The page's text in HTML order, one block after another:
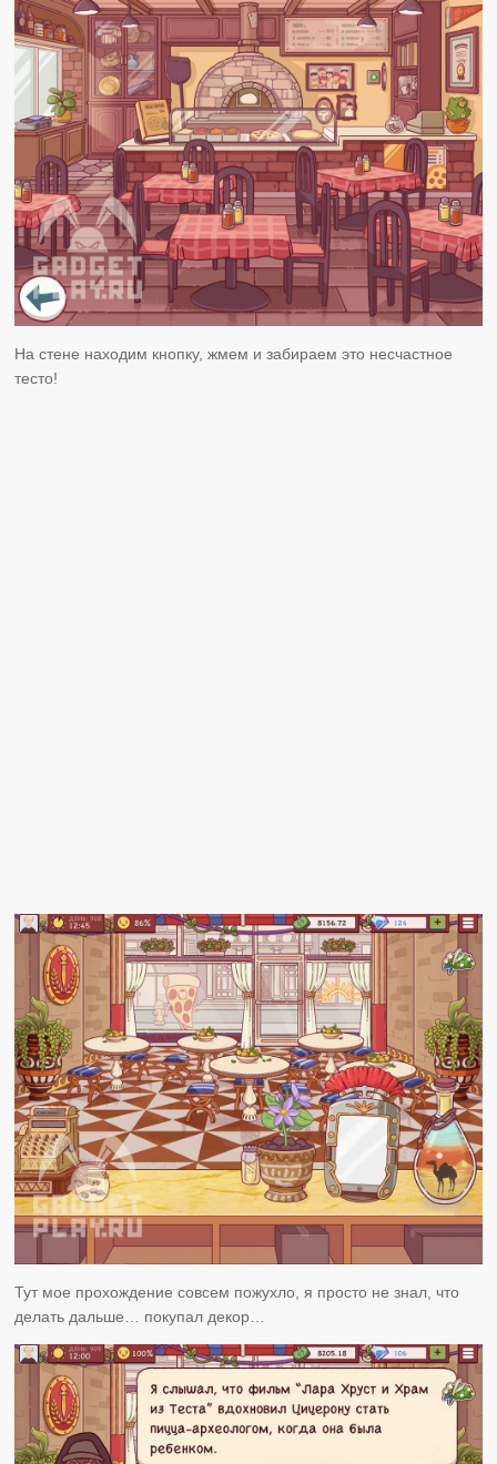
На стене находим кнопку, жмем и забираем это несчастное
тесто!
Тут мое прохождение совсем пожухло, я просто не знал, что
делать дальше… покупал декор…